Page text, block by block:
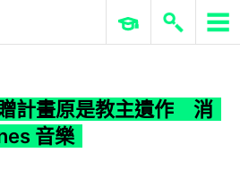
ERP 與商業 AI
計畫原是教主遺作 消
音樂